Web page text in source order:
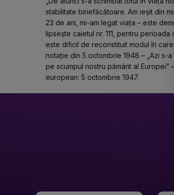
stabilitate binefăcătoare. Am ieșit din
23 de ani, mi-am legat viața – este
lipsește caietul nr. 111, pentru perioada
este dificil de reconstituit modul în care
notație din 5 octombrie 1948 – „Azi s-
pe scumpul nostru pământ al Europei”
european: 5 octombrie 1947.